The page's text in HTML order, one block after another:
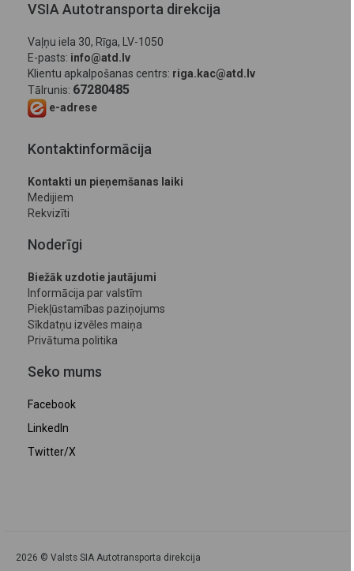
VSIA Autotransporta direkcija
Vaļņu iela 30, Rīga, LV-1050
E-pasts: info@atd.lv
Klientu apkalpošanas centrs: riga.kac@atd.lv
Tālrunis: 67280485
e-adrese
Kontaktinformācija
Kontakti un pieņemšanas laiki
Medijiem
Rekvizīti
Noderīgi
Biežāk uzdotie jautājumi
Informācija par valstīm
Piekļūstamības paziņojums
Sīkdatņu izvēles maiņa
Privātuma politika
Seko mums
Facebook
LinkedIn
Twitter/X
2026 © Valsts SIA Autotransporta direkcija